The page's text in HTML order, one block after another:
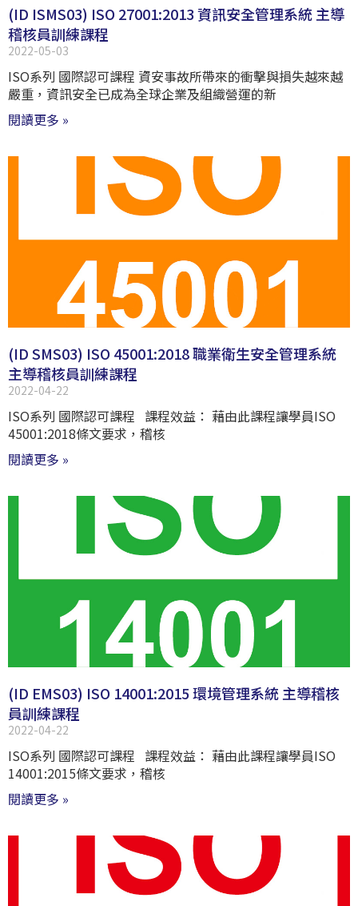
(ID ISMS03) ISO 27001:2013 資訊安全管理系統 主導
稽核員訓練課程
2022-05-03
ISO系列 國際認可課程 資安事故所帶來的衝擊與損失越來越
嚴重，資訊安全已成為全球企業及組織營運的新
閱讀更多 »
(ID SMS03) ISO 45001:2018 職業衛生安全管理系統
主導稽核員訓練課程
2022-04-22
ISO系列 國際認可課程 課程效益： 藉由此課程讓學員ISO
45001:2018條文要求，稽核
閱讀更多 »
(ID EMS03) ISO 14001:2015 環境管理系統 主導稽核
員訓練課程
2022-04-22
ISO系列 國際認可課程 課程效益： 藉由此課程讓學員ISO
14001:2015條文要求，稽核
閱讀更多 »